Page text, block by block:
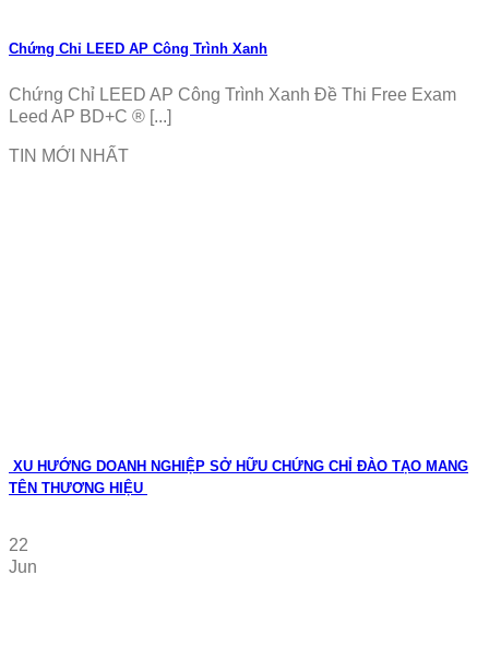
Chứng Chỉ LEED AP Công Trình Xanh
Chứng Chỉ LEED AP Công Trình Xanh Đề Thi Free Exam
Leed AP BD+C ® [...]
TIN MỚI NHẤT
XU HƯỚNG DOANH NGHIỆP SỞ HỮU CHỨNG CHỈ ĐÀO TẠO MANG
TÊN THƯƠNG HIỆU
22
Jun